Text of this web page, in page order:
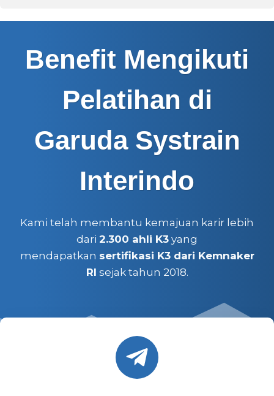
Benefit Mengikuti
Pelatihan di
Garuda Systrain
Interindo
Kami telah membantu kemajuan karir lebih
dari 2.300 ahli K3 yang
mendapatkan sertifikasi K3 dari Kemnaker
RI sejak tahun 2018.